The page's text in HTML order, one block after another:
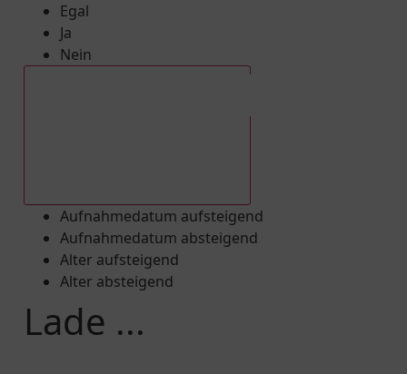
Egal
Ja
Nein
Aufnahmedatum aufsteigend
Aufnahmedatum absteigend
Alter aufsteigend
Alter absteigend
Lade ...